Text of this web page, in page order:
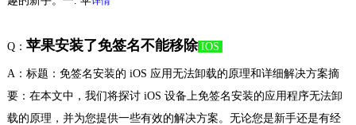
Q： 苹果安装了免签名不能移除 IOS
A：标题：免签名安装的 iOS 应用无法卸载的原理和详细解决方案摘
要：在本文中，我们将探讨 iOS 设备上免签名安装的应用程序无法卸
载的原理，并为您提供一些有效的解决方案。无论您是新手还是有经